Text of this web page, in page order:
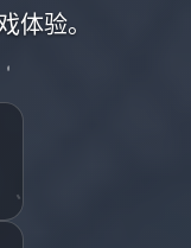
体验。